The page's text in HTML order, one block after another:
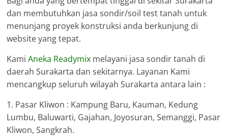
dan membutuhkan jasa sondir/soil test tanah untuk
menunjang proyek konstruksi anda berkunjung di
website yang tepat.
KamiAneka Readymix melayani jasa sondir tanah di
daerah Surakarta dan sekitarnya. Layanan Kami
mencangkup seluruh wilayah Surakarta antara lain :
1. Pasar Kliwon : Kampung Baru, Kauman, Kedung
Lumbu, Baluwarti, Gajahan, Joyosuran, Semanggi, Pasar
Kliwon, Sangkrah.